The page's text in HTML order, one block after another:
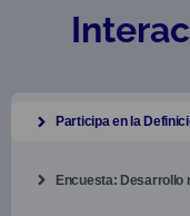
Participa en la
Encuesta: Desarrollo